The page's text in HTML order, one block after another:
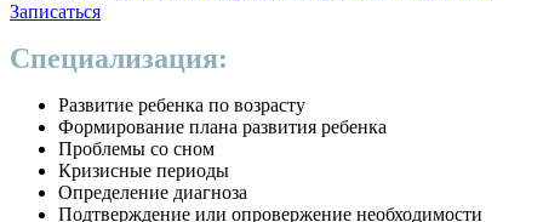
Записаться
Специализация:
Развитие ребенка по возрасту
Формирование плана развития ребенка
Проблемы со сном
Кризисные периоды
Определение диагноза
Подтверждение или опровержение необходимости